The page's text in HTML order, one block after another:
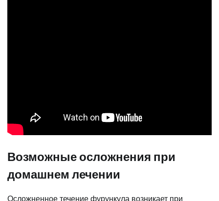
Возможные осложнения при
домашнем лечении
Осложненное течение фурункула возникает при